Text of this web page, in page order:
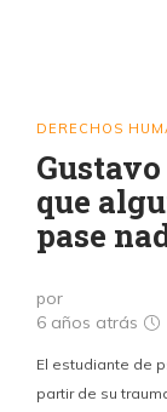
DERECHOS
que
pase
por
6 años atrás
El estudiante de
partir de su